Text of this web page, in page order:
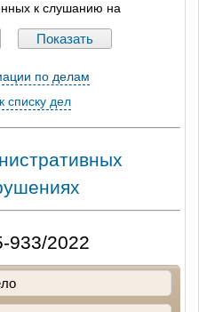
к слушанию на
по делам
списку дел
2022